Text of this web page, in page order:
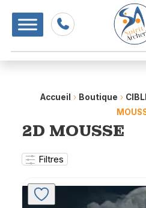
Accueil › Boutique ›
2D MOUSSE
Filtres